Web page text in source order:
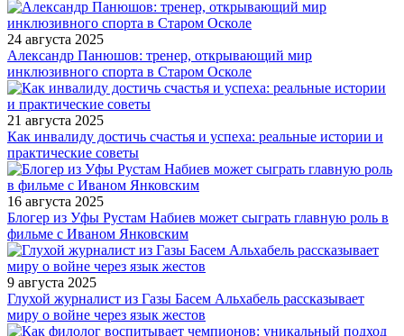
24 августа 2025
Александр Панюшов: тренер, открывающий мир
инклюзивного спорта в Старом Осколе
21 августа 2025
Как инвалиду достичь счастья и успеха: реальные истории и
практические советы
16 августа 2025
Блогер из Уфы Рустам Набиев может сыграть главную роль в
фильме с Иваном Янковским
9 августа 2025
Глухой журналист из Газы Басем Альхабель рассказывает
миру о войне через язык жестов